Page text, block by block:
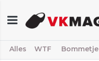
Alles WTF Bommetje